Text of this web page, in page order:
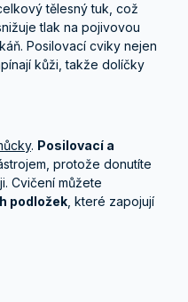
tělesný tuk, což
tlak na pojivovou
Posilovací cviky nejen
kůži, takže dolíčky
. Posilovací a
protože donutíte
Cvičení můžete
podložek , které zapojují